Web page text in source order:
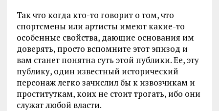
Так что когда кто-то говорит о том, что
спортсмены или артисты имеют какие-то
особенные свойства, дающие основания им
доверять, просто вспомните этот эпизод и
вам станет понятна суть этой публики. Ее, эту
публику, один известный исторический
персонаж легко зачислил бы к извозчикам и
проституткам, коих не стоит трогать, ибо они
служат любой власти.